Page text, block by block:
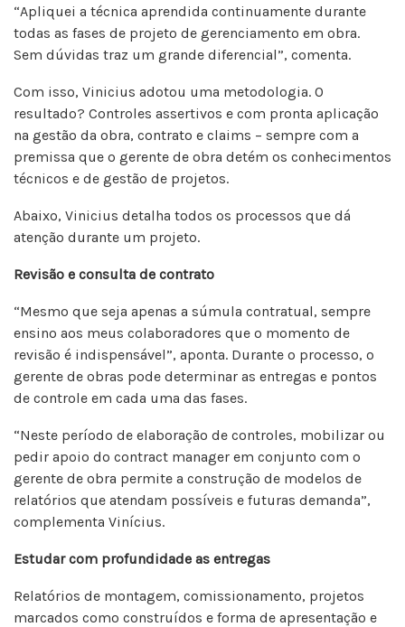
“Apliquei a técnica aprendida continuamente durante
todas as fases de projeto de gerenciamento em obra.
Sem dúvidas traz um grande diferencial”, comenta.
Com isso, Vinicius adotou uma metodologia. O
resultado? Controles assertivos e com pronta aplicação
na gestão da obra, contrato e claims – sempre com a
premissa que o gerente de obra detém os conhecimentos
técnicos e de gestão de projetos.
Abaixo, Vinicius detalha todos os processos que dá
atenção durante um projeto.
Revisão e consulta de contrato
“Mesmo que seja apenas a súmula contratual, sempre
ensino aos meus colaboradores que o momento de
revisão é indispensável”, aponta. Durante o processo, o
gerente de obras pode determinar as entregas e pontos
de controle em cada uma das fases.
“Neste período de elaboração de controles, mobilizar ou
pedir apoio do contract manager em conjunto com o
gerente de obra permite a construção de modelos de
relatórios que atendam possíveis e futuras demanda”,
complementa Vinícius.
Estudar com profundidade as entregas
Relatórios de montagem, comissionamento, projetos
marcados como construídos e forma de apresentação e